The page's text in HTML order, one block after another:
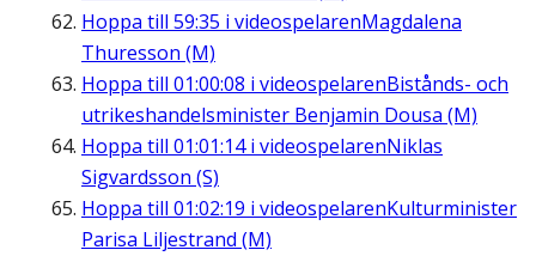
Hoppa till 59:35 i videospelarenMagdalena
Thuresson (M)
Hoppa till 01:00:08 i videospelarenBistånds- och
utrikeshandelsminister Benjamin Dousa (M)
Hoppa till 01:01:14i videospelarenNiklas
Sigvardsson (S)
Hoppa till 01:02:19 i videospelarenKulturminister
Parisa Liljestrand (M)